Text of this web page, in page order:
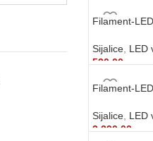
Filament-
Sijalice LED
520,00рсд
DODAJ U
Filament-
Sijalice LED
3.290,00рсд